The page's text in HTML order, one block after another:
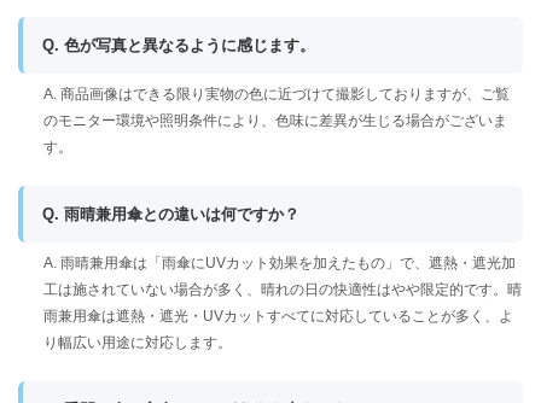
Q. 色が写真と異なるように感じます。
A. 商品画像はできる限り実物の色に近づけて撮影しておりますが、ご覧
のモニター環境や照明条件により、色味に差異が生じる場合がございま
す。
Q. 雨晴兼用傘との違いは何ですか？
A. 雨晴兼用傘は「雨傘にUVカット効果を加えたもの」で、遮熱・遮光加
工は施されていない場合が多く、晴れの日の快適性はやや限定的です。晴
雨兼用傘は遮熱・遮光・UVカットすべてに対応していることが多く、よ
り幅広い用途に対応します。